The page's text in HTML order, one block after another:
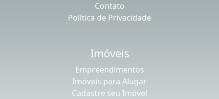
Contato
Política de Privacidade
Imóveis
Empreendimentos
Imóveis para Alugar
Cadastre seu Imóvel